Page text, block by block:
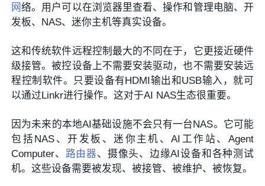
网络。用户可以在浏览器里查看、操作和管理电脑、开
发板、NAS、迷你主机等真实设备。
这和传统软件远程控制最大的不同在于，它更接近硬件
级接管。被控设备上不需要安装驱动，也不需要安装远
程控制软件。只要设备有HDMI输出和USB输入，就可
以通过Linkr进行操作。这对于AI NAS生态很重要。
因为未来的本地AI基础设施不会只有一台NAS。它可能
包括NAS、开发板、迷你主机、AI工作站、Agent
Computer、 路由器、摄像头、边缘AI设备和各种测试
机。这些设备需要被发现、被接管、被维护、被恢复。